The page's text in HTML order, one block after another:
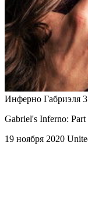
Инферно Габриэля 3
Gabriel's Inferno:
19 ноября 2020